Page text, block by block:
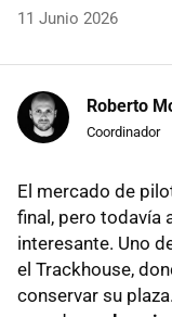
11 Junio 2026
Roberto
Coordinador
El mercado de
final, pero todavía
interesante. Uno
el Trackhouse,
conservar su